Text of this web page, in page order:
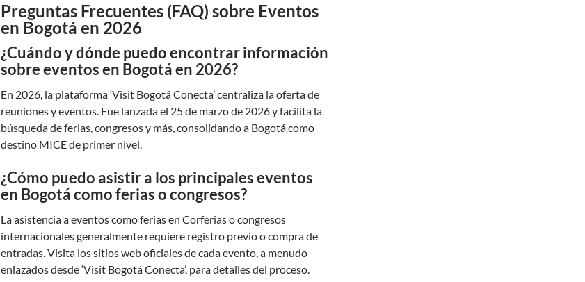
Preguntas Frecuentes (FAQ) sobre Eventos
en Bogotá en 2026
¿Cuándo y dónde puedo encontrar información
sobre eventos en Bogotá en 2026?
En 2026, la plataforma ‘Visit Bogotá Conecta’ centraliza la oferta de
reuniones y eventos. Fue lanzada el 25 de marzo de 2026 y facilita la
búsqueda de ferias, congresos y más, consolidando a Bogotá como
destino MICE de primer nivel.
¿Cómo puedo asistir a los principales eventos
en Bogotá como ferias o congresos?
La asistencia a eventos como ferias en Corferias o congresos
internacionales generalmente requiere registro previo o compra de
entradas. Visita los sitios web oficiales de cada evento, a menudo
enlazados desde ‘Visit Bogotá Conecta’, para detalles del proceso.